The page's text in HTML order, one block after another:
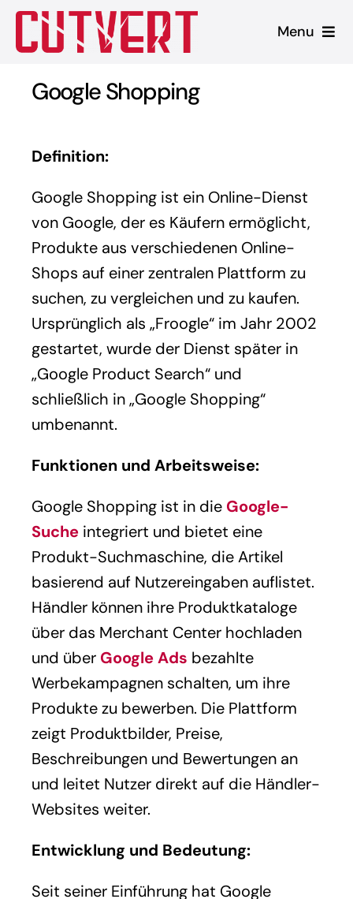
Zum
Inhalt
Menu
Referenzen
Blog
Google Shopping
Definition:
Google Shopping ist ein Online-Dienst
von Google, der es Käufern ermöglicht,
Produkte aus verschiedenen Online-
Shops auf einer zentralen Plattform zu
suchen, zu vergleichen und zu kaufen.
Ursprünglich als „Froogle“ im Jahr 2002
gestartet, wurde der Dienst später in
„Google Product Search“ und
schließlich in „Google Shopping“
umbenannt.
Funktionen und Arbeitsweise:
Google Shopping ist in die Google-
Suche integriert und bietet eine
Produkt-Suchmaschine, die Artikel
basierend auf Nutzereingaben auflistet.
Händler können ihre Produktkataloge
über das Merchant Center hochladen
und über Google Ads bezahlte
Werbekampagnen schalten, um ihre
Produkte zu bewerben. Die Plattform
zeigt Produktbilder, Preise,
Beschreibungen und Bewertungen an
und leitet Nutzer direkt auf die Händler-
Websites weiter.
Entwicklung und Bedeutung:
Seit seiner Einführung hat Google